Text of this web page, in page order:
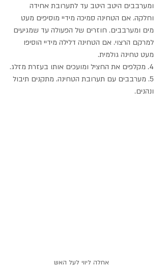
ומערבבים היטב היטב עד לתערובת אחידה
וחלקה. אם הטחינה סמיכה מידיי מוסיפים מעט
מים ומערבבים. חוזרים של הפעולה עד שמגיעים
למרקם הרצוי. אם הטחינה דלילה מידיי הוסיפו
מעט טחינה גולמית.
4. מקלפים את החציל ומועכים אותו בעזרת מזלג.
5. מערבבים עם תערובת הטחינה. מתקנים תיבול
ונהנים.
אחלה ליווי לעל האש